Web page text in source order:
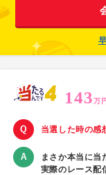
143万
当選した時の感
まさか本当に当
実際のレース配